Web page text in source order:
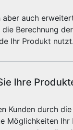
aber auch
die Berechnung
Ihr Produkt nutzt.
Ihre
Kunden durch
Möglichkeiten Ihr